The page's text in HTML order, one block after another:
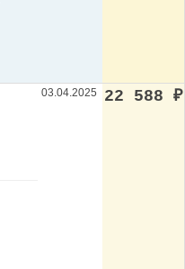
03.04.2025 22 588 ₽